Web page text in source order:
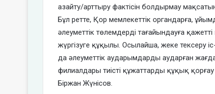
азайту/арттыру фактісін болдырмау
Бұл ретте, Қор мемлекеттік органдарға,
әлеуметтік төлемдерді тағайындауға
жүргізуге құқылы. Осылайша, жеке тексеру
да әлеуметтік аударымдарды аударған
филиалдары тиісті құжаттарды құқық
Біржан Жүнісов.